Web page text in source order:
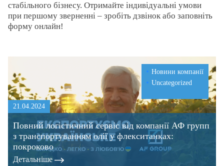
стабільного бізнесу. Отримайте індивідуальні умови
при першому зверненні – зробіть дзвінок або заповніть
форму онлайн!
Новини компанії
Uncategorized
21.04.2024
Повний логістичний сервіс від компанії АФ групп
з транспортуванням олії у флекситанках:
покроково
Детальнiше